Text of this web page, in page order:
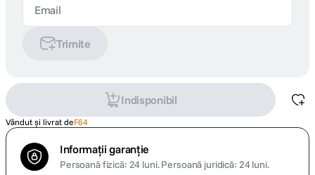
Trimite
Indisponibil
Vândut și livrat deF64
Informații garanție
Persoană fizică: 24 luni.Persoană juridică: 24 luni.